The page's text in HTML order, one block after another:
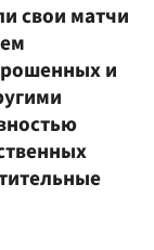
свои матчи
и